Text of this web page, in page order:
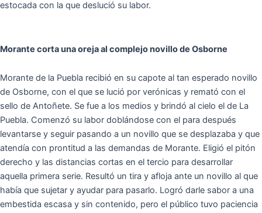
estocada con la que deslució su labor.
Morante corta una oreja al complejo novillo de Osborne
Morante de la Puebla recibió en su capote al tan esperado novillo
de Osborne, con el que se lució por verónicas y remató con el
sello de Antoñete. Se fue a los medios y brindó al cielo el de La
Puebla. Comenzó su labor doblándose con el para después
levantarse y seguir pasando a un novillo que se desplazaba y que
atendía con prontitud a las demandas de Morante. Eligió el pitón
derecho y las distancias cortas en el tercio para desarrollar
aquella primera serie. Resultó un tira y afloja ante un novillo al que
había que sujetar y ayudar para pasarlo. Logró darle sabor a una
embestida escasa y sin contenido, pero el público tuvo paciencia